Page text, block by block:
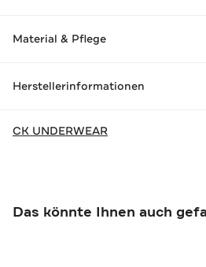
Material & Pflege
Herstellerinformationen
CK UNDERWEAR
Das könnte Ihnen auch